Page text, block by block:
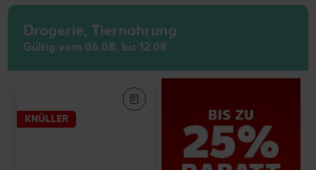
Drogerie, Tiernahrung
Gültig vom 06.08. bis 12.08.
KNÜLLER